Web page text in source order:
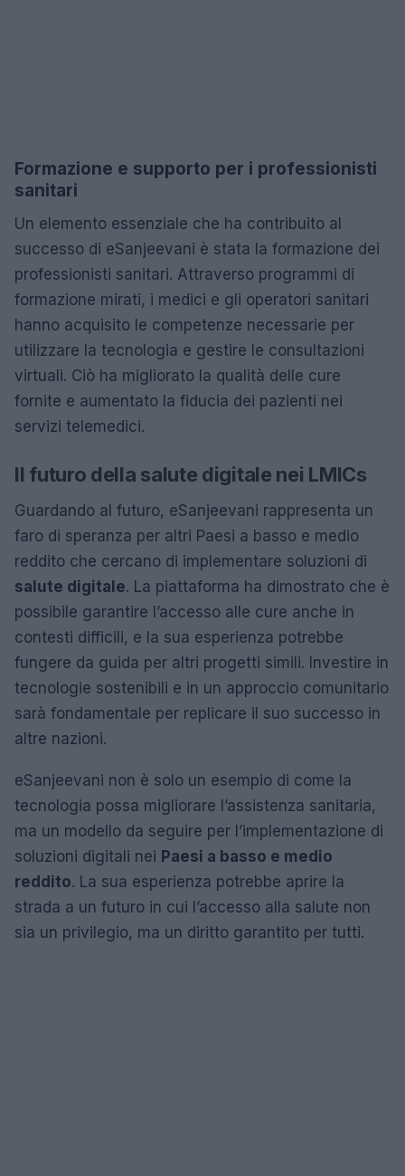
Formazione e supporto per i professionisti
sanitari
Un elemento essenziale che ha contribuito al
successo di eSanjeevani è stata la formazione dei
professionisti sanitari. Attraverso programmi di
formazione mirati, i medici e gli operatori sanitari
hanno acquisito le competenze necessarie per
utilizzare la tecnologia e gestire le consultazioni
virtuali. Ciò ha migliorato la qualità delle cure
fornite e aumentato la fiducia dei pazienti nei
servizi telemedici.
Il futuro della salute digitale nei LMICs
Guardando al futuro, eSanjeevani rappresenta un
faro di speranza per altri Paesi a basso e medio
reddito che cercano di implementare soluzioni di
salute digitale. La piattaforma ha dimostrato che è
possibile garantire l’accesso alle cure anche in
contesti difficili, e la sua esperienza potrebbe
fungere da guida per altri progetti simili. Investire in
tecnologie sostenibili e in un approccio comunitario
sarà fondamentale per replicare il suo successo in
altre nazioni.
eSanjeevani non è solo un esempio di come la
tecnologia possa migliorare l’assistenza sanitaria,
ma un modello da seguire per l’implementazione di
soluzioni digitali nei Paesi a basso e medio
reddito. La sua esperienza potrebbe aprire la
strada a un futuro in cui l’accesso alla salute non
sia un privilegio, ma un diritto garantito per tutti.